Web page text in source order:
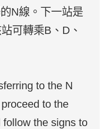
N線。下一站是
可轉乘B、D、
to the N
to the
the signs to